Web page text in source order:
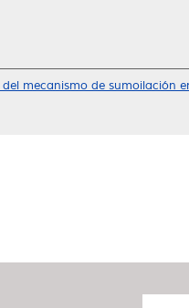
del mecanismo de sumoilación